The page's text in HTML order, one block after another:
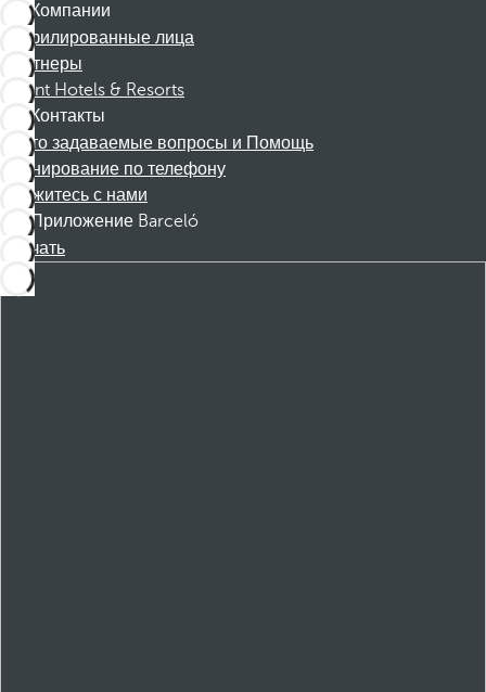
Компании
Аффилированные лица
Партнеры
Dorint Hotels & Resorts
Контакты
Часто задаваемые вопросы и Помощь
Бронирование по телефону
Свяжитесь с нами
Приложение Barceló
Скачать